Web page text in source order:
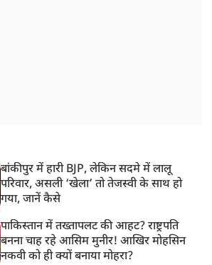
बांकीपुर में हारी BJP, लेकिन सदमे में लालू
परिवार, असली ‘खेला’ तो तेजस्वी के साथ हो
गया, जानें कैसे
पाकिस्तान में तख्तापलट की आहट? राष्ट्रपति
बनना चाह रहे आसिम मुनीर! आखिर मोहसिन
नकवी को ही क्यों बनाया मोहरा?